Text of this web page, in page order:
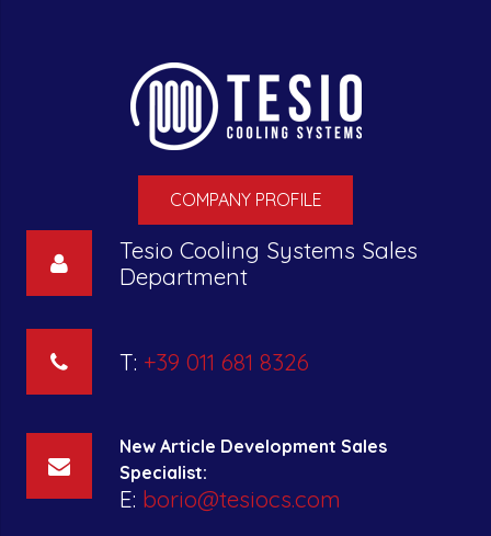
COMPANY PROFILE
Tesio Cooling Systems Sales
Department
T: +39 011 681 8326
New Article Development Sales
Specialist:
E: borio@tesiocs.com